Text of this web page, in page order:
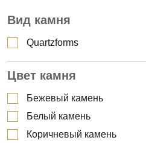
Вид камня
Quartzforms
Цвет камня
Бежевый камень
Белый камень
Коричневый камень